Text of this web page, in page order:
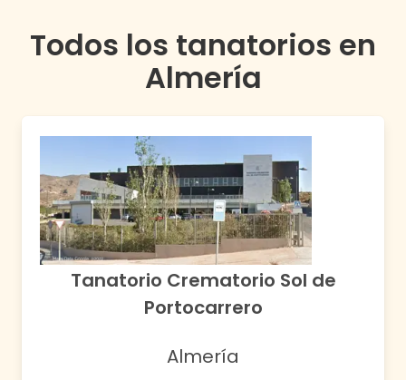
Todos los tanatorios en
Almería
Tanatorio Crematorio Sol de
Portocarrero
Almería